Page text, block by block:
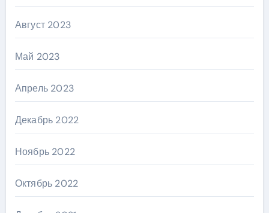
Август 2023
Май 2023
Апрель 2023
Декабрь 2022
Ноябрь 2022
Октябрь 2022